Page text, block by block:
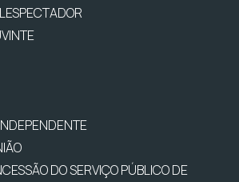
DO SERVIÇO PÚBLICO DE